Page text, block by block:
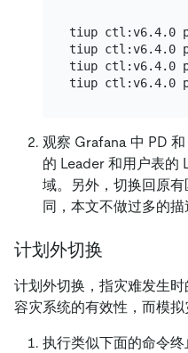
tiup ctl:v6.4.0
tiup ctl:v6.4.0
tiup ctl:v6.4.0
观察 Grafana 中 PD
的 Leader 和用户表的
域。另外，切换回原
同，本文不做过多的描
计划外切换
计划外切换，指灾难发生
容灾系统的有效性，而模拟
执行类似下面的命令终